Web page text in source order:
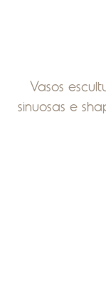
Vasos
sinuosas e